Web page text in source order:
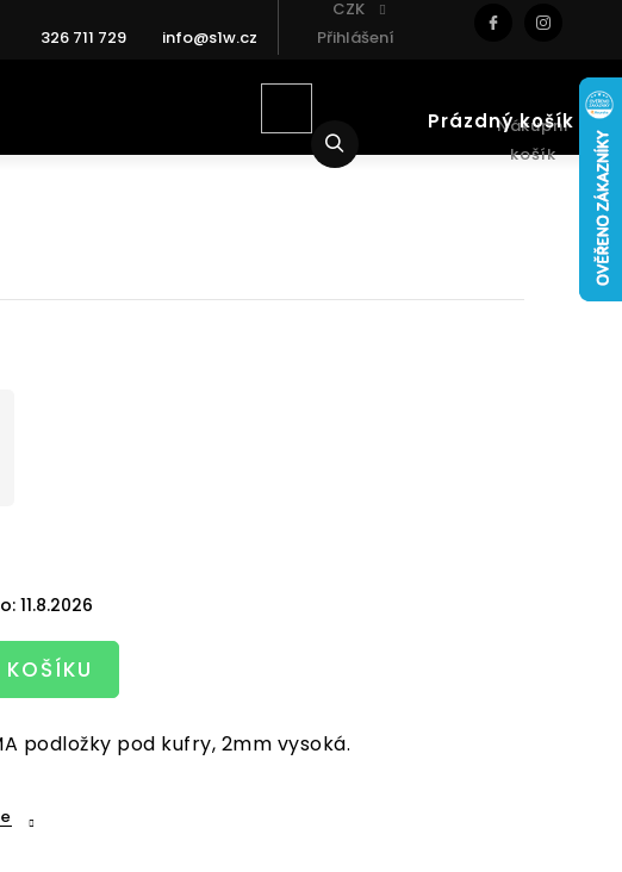
326 711 729 info@s1w.cz
CZK
Přihlášení
Nákupní
košík
Prázdný košík
11.8.2026
podložky pod kufry, 2mm vysoká.